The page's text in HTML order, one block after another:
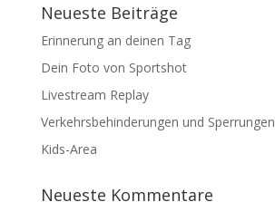
Neueste Beiträge
Erinnerung an deinen Tag
Dein Foto von Sportshot
Livestream Replay
Verkehrsbehinderungen und Sperrungen
Kids-Area
Neueste Kommentare